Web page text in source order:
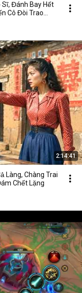
Sĩ, Đánh Bay Hết
Cô Đòi Trao
2:14:41
Làng, Chàng Trai
Chết Lặng